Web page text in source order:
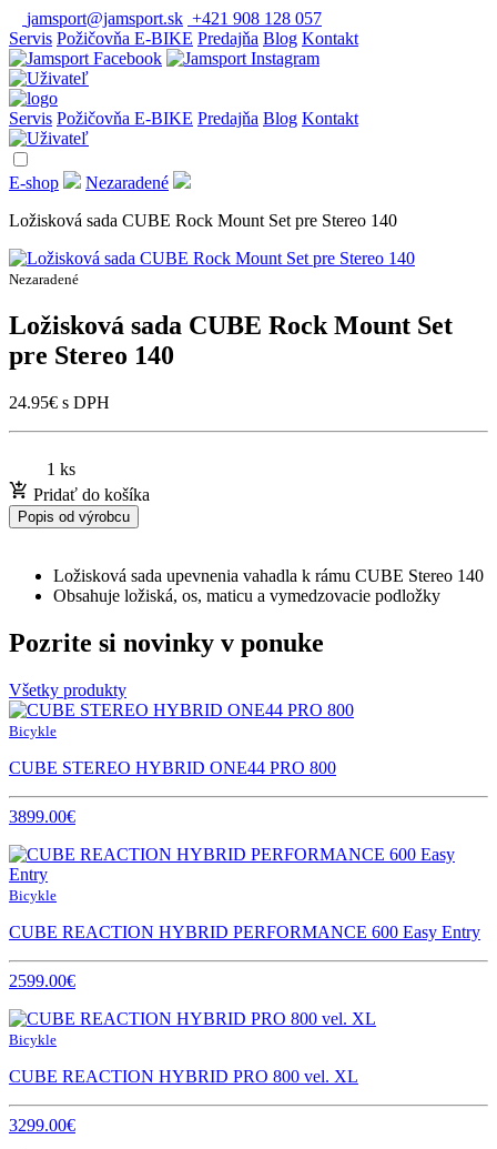
jamsport@jamsport.sk +421 908 128 057
Servis Požičovňa E-BIKE Predajňa Blog Kontakt
Servis Požičovňa E-BIKE Predajňa Blog Kontakt
E-shop
Nezaradené
Ložisková sada CUBE Rock Mount Set pre Stereo 140
Nezaradené
Ložisková sada CUBE Rock Mount Set
pre Stereo 140
24.95€ s DPH
1 ks
Pridať do košíka
Popis od výrobcu
Ložisková sada upevnenia vahadla k rámu CUBE Stereo 140
Obsahuje ložiská, os, maticu a vymedzovacie podložky
Pozrite si novinky v ponuke
Všetky produkty
Bicykle
CUBE STEREO HYBRID ONE44 PRO 800
3899.00€
Bicykle
CUBE REACTION HYBRID PERFORMANCE 600 Easy Entry
2599.00€
Bicykle
CUBE REACTION HYBRID PRO 800 vel. XL
3299.00€